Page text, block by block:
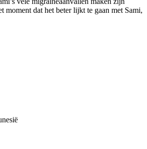
moment dat het beter lijkt te gaan met Sami,